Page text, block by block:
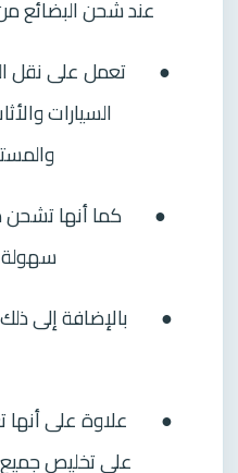
عند شحن البضائع
●
تعمل على نقل
السيارات
●
كما أنها
سهولة
●
بالإضافة إلى
●
علاوة على
على تخليص جميع